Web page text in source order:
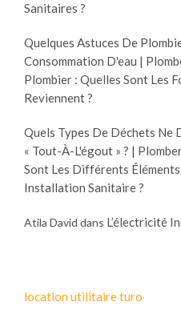
Sanitaires ?
Quelques Astuces De
Consommation D'eau |
Plombier : Quelles Sont Les
Reviennent ?
Quels Types De Déchets Ne
« Tout-À-L'égout » ? |
Sont Les Différents
Installation Sanitaire ?
Atila David dans L’électricité
location utilitaire turo